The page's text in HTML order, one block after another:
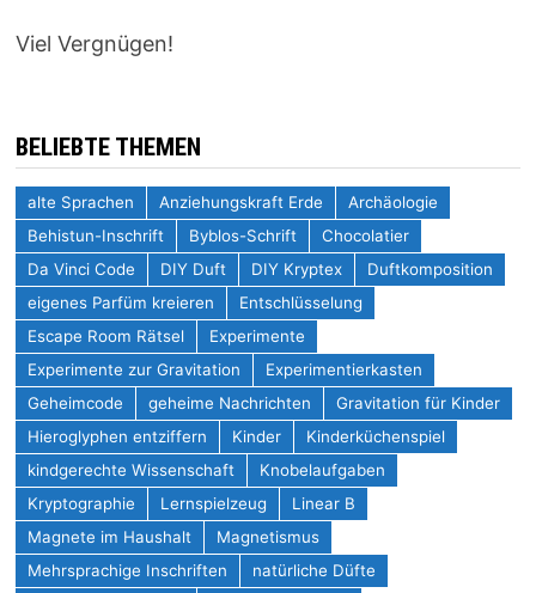
Viel Vergnügen!
BELIEBTE THEMEN
alte Sprachen Anziehungskraft Erde
Archäologie
Behistun-Inschrift
Byblos-Schrift
Chocolatier
Da Vinci Code
DIY Duft DIY Kryptex
Duftkomposition
eigenes Parfüm kreieren
Entschlüsselung
Escape Room Rätsel
Experimente
Experimente zur Gravitation
Experimentierkasten
Geheimcode
geheime Nachrichten
Gravitation für Kinder
Hieroglyphen entziffern
Kinder
Kinderküchenspiel
kindgerechte Wissenschaft
Knobelaufgaben
Kryptographie
Lernspielzeug
Linear B
Magnete im Haushalt
Magnetismus
Mehrsprachige Inschriften
natürliche Düfte